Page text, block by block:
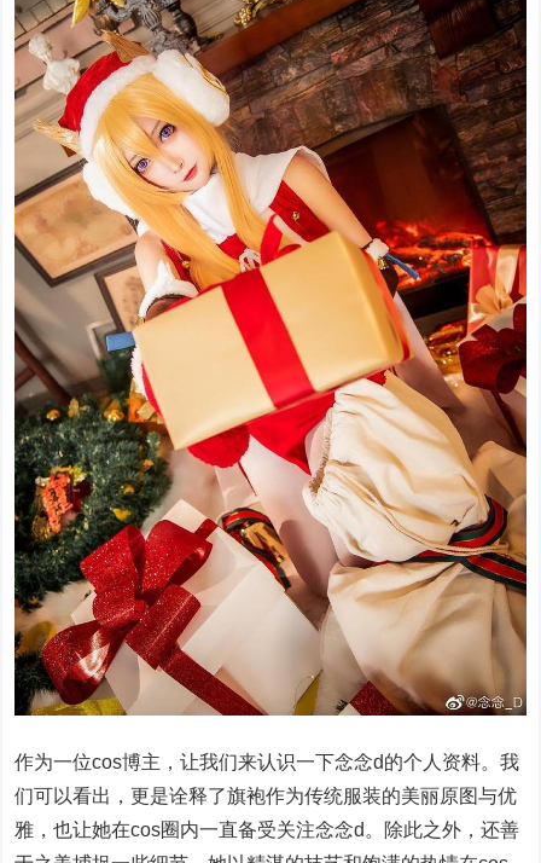
作为一位cos博主，让我们来认识一下念念d的个人资料。我
们可以看出，更是诠释了旗袍作为传统服装的美丽原图与优
雅，也让她在cos圈内一直备受关注念念d。除此之外，还善